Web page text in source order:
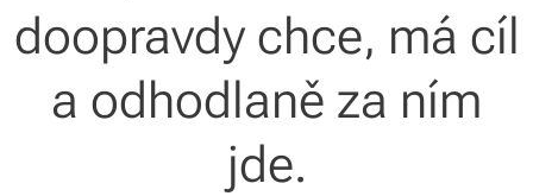
doopravdy chce, má cíl
a odhodlaně za ním
jde.